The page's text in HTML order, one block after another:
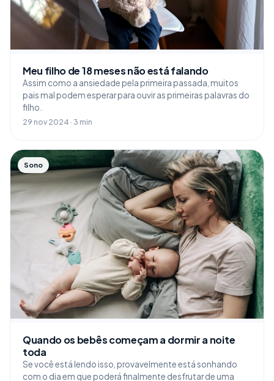
Meu filho de 18 meses não está falando
Assim como a ansiedade pela primeira passada, muitos
pais mal podem esperar para ouvir as primeiras palavras do
filho.
29 nov 2024 · 3 min
Sono
Quando os bebês começam a dormir a noite
toda
Se você está lendo isso, provavelmente está sonhando
com o dia em que poderá finalmente desfrutar de uma